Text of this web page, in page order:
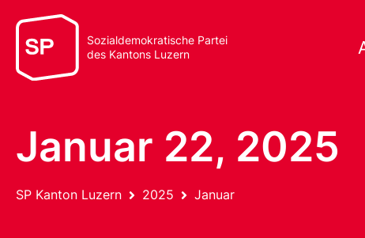
Sozialdemokratische Partei
des Kantons Luzern
Januar 22, 2025
SP Kanton Luzern 2025 Januar